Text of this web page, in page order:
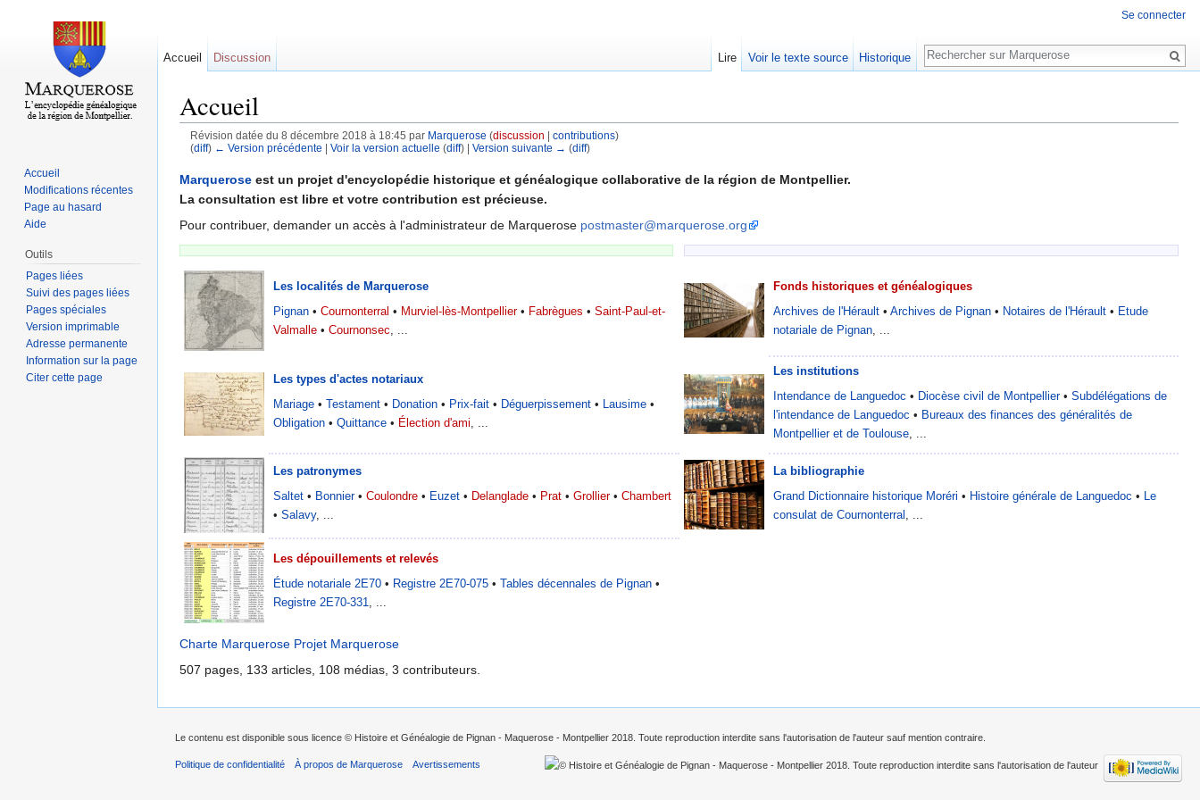
Accueil
Révision datée du 8 décembre 2018 à 18:45 par Marquerose (discussion contributions)
(diff) ← Version précédente Voir la version actuelle (diff) | Version suivante → (diff)
Marquerose est un projet d'encyclopédie historique et généalogique collaborative de la région de Montpellier.
La consultation est libre et votre contribution est précieuse.
Pour contribuer, demander un accès à l'administrateur de Marquerose postmaster@marquerose.org
Les localités de Marquerose
Pignan • Cournonterral • Murviel-lès-Montpellier• Fabrègues • Saint-Paul-et-
Valmalle • Cournonsec
Fonds historiques et généalogiques
Archives de l'Hérault • Archives de Pignan • Notaires de l'Hérault • Etude
notariale de Pignan
Les types d'actes notariaux
Mariage • Testament • Donation • Prix-fait • Déguerpissement • Lausime •
Obligation • Quittance • Élection d'ami
Les institutions
Intendance de Languedoc • Diocèse civil de Montpellier• Subdélégations de
l'intendance de Languedoc • Bureaux des finances des généralités de
Montpellier et de Toulouse
Les patronymes
Saltet • Bonnier• Coulondre • Euzet • Delanglade • Prat • Grollier • Chambert
• Salavy, ...
La bibliographie
Grand Dictionnaire historique Moréri • Histoire générale de Languedoc • Le
consulat de Cournonterral
Les dépouillements et relevés
Étude notariale 2E70 • Registre 2E70-075 • Tables décennales de Pignan •
Registre 2E70-331
Charte Marquerose Projet Marquerose
507 pages, 133 articles, 108 médias, 3 contributeurs.
Se connecter
Accueil Discussion Lire Voir le texte source Historique
Rechercher
Accueil
Modifications récentes
Page au hasard
Aide
Outils
Pages liées
Suivi des pages liées
Pages spéciales
Version imprimable
Adresse permanente
Information sur la page
Citer cette page
Le contenu est disponible sous licence © Histoire et Généalogie de Pignan - Maquerose - Montpellier 2018. Toute reproduction interdite sans l'autorisation de l'auteur sauf mention contraire.
Politique de confidentialité À propos de Marquerose Avertissements